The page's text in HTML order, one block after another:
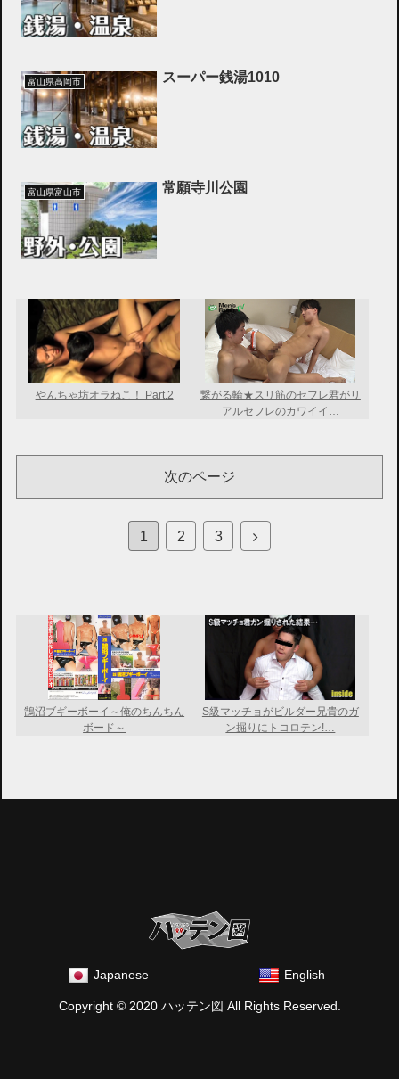
富山県高岡市 スーパー銭湯1010
富山県富山市 常願寺川公園
やんちゃ坊オラねこ！ Part.2
繋がる輪★スリ筋のセフレ君がリ
アルセフレのカワイイ…
次のページ
1 2 3
次
鵠沼ブギーボーイ～俺のちんちん
ボード～
S級マッチョがビルダー兄貴のガ
ン掘りにトコロテン!…
Japanese English
Copyright © 2020 ハッテン図 All Rights Reserved.